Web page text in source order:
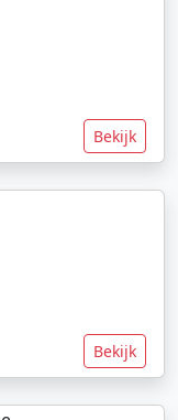
Bekijk
Bekijk